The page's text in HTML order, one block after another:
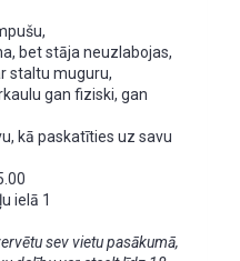
bet stāja neuzlabojas,
staltu muguru,
gan fiziski, gan
kā paskatīties uz savu
ielā 1
sev vietu pasākumā,